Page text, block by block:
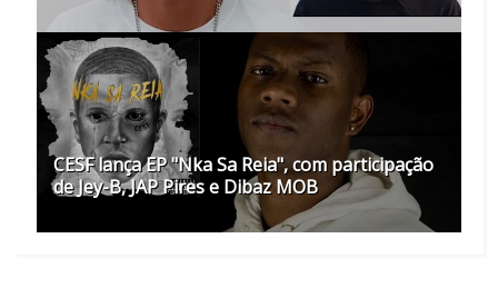
CESF lança EP "Nka Sa Reia", com participação
de Jey-B, JAP Pires e Dibaz MOB